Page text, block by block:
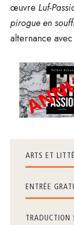
œuvre Luf-
pirogue en
alternance avec
ARTS ET
ENTRÉE
TRADUCTION